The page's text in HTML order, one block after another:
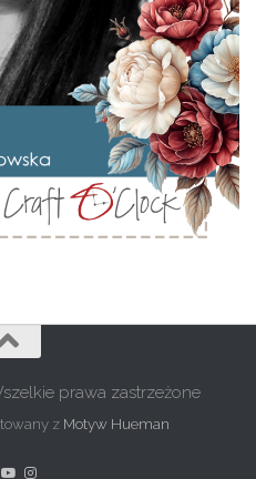
prawa zastrzeżone
z Motyw Hueman